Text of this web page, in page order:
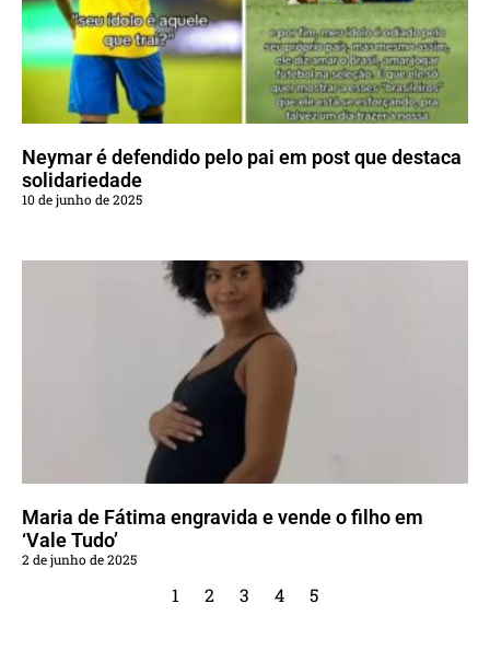
Neymar é defendido pelo pai em post que destaca
solidariedade
10 de junho de 2025
Maria de Fátima engravida e vende o filho em
‘Vale Tudo’
2 de junho de 2025
1 2 3 4 5